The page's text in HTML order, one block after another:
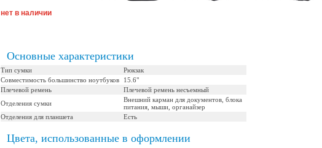
нет в наличии
Основные характеристики
Тип сумки
Рюкзак
Совместимость большинство ноутбуков
15.6"
Плечевой ремень
Плечевой ремень неcъемный
Отделения сумки
Внешний карман для документов, блока
питания, мыши, органайзер
Отделения для планшета
Есть
Цвета, использованные в оформлении